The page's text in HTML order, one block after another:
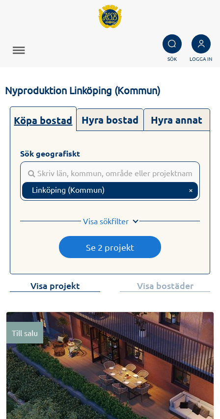
SÖK LOGGA IN
Nyproduktion Linköping (Kommun)
Köpa bostad Hyra bostad Hyra annat
Sök geografiskt
Linköping (Kommun) ×
Visa sökfilter
Se 2 projekt
Visa projekt Visa bostäder
Till salu